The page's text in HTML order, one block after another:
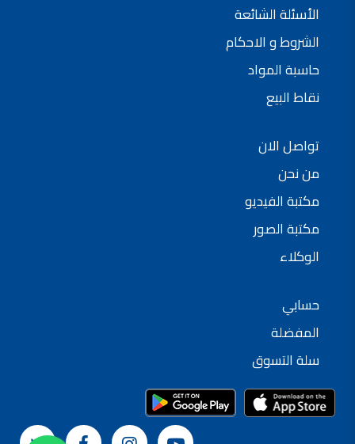
الأسئلة الشائعة
الشروط و الاحكام
حاسبة المواد
نقاط البيع
تواصل الان
من نحن
مكتبة الفيديو
مكتبة الصور
الوكلاء
حسابي
المفضلة
سلة التسوق